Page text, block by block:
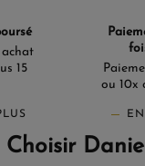
15
ou 10x
Choisir